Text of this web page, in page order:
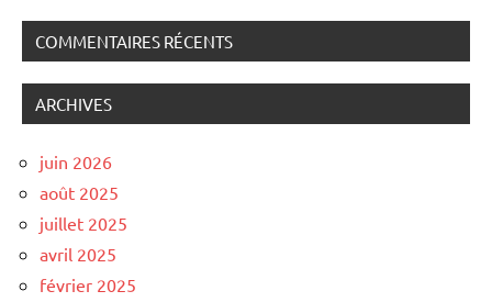
COMMENTAIRES RÉCENTS
ARCHIVES
juin 2026
août 2025
juillet 2025
avril 2025
février 2025